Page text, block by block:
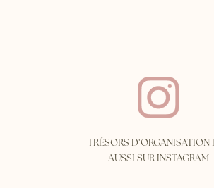
TRÉSORS D'ORGANISATION
AUSSI SUR INSTAGRAM